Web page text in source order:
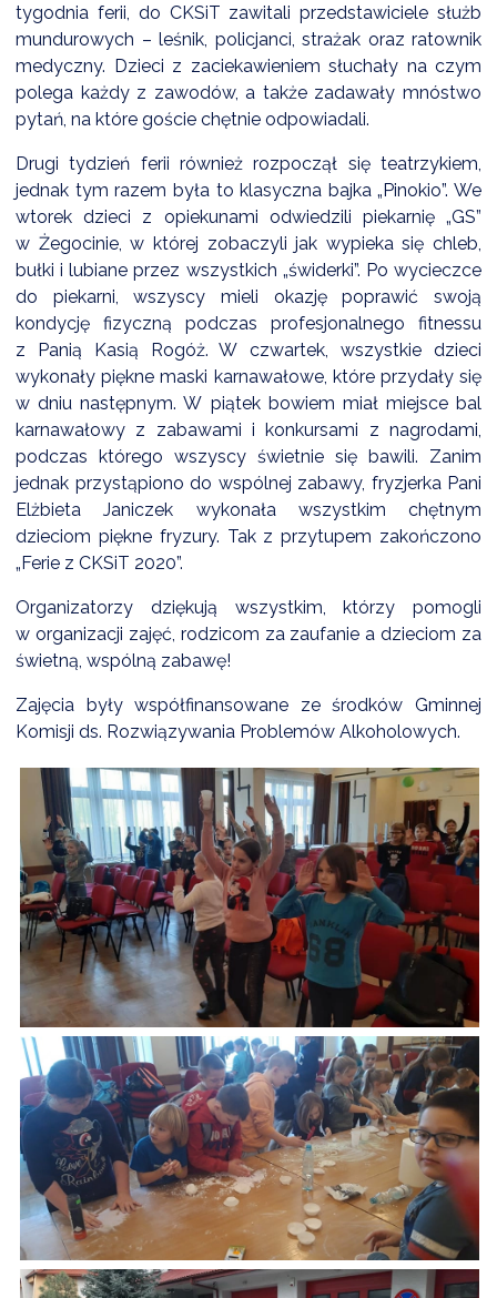
CZYSTE POWIETRZE
EWIDENCJA EMISYJNOŚCI BUDYNKÓW (CEEB)
tygodnia ferii, do CKSiT zawitali przedstawiciele służb
mundurowych – leśnik, policjanci, strażak oraz ratownik
medyczny. Dzieci z zaciekawieniem słuchały na czym
polega każdy z zawodów, a także zadawały mnóstwo
pytań, na które goście chętnie odpowiadali.
Drugi tydzień ferii również rozpoczął się teatrzykiem,
jednak tym razem była to klasyczna bajka „Pinokio”. We
wtorek dzieci z opiekunami odwiedzili piekarnię „GS”
w Żegocinie, w której zobaczyli jak wypieka się chleb,
bułki i lubiane przez wszystkich „świderki”. Po wycieczce
do piekarni, wszyscy mieli okazję poprawić swoją
kondycję fizyczną podczas profesjonalnego fitnessu
z Panią Kasią Rogóż. W czwartek, wszystkie dzieci
wykonały piękne maski karnawałowe, które przydały się
w dniu następnym. W piątek bowiem miał miejsce bal
karnawałowy z zabawami i konkursami z nagrodami,
podczas którego wszyscy świetnie się bawili. Zanim
jednak przystąpiono do wspólnej zabawy, fryzjerka Pani
Elżbieta Janiczek wykonała wszystkim chętnym
dzieciom piękne fryzury. Tak z przytupem zakończono
„Ferie z CKSiT 2020”.
Organizatorzy dziękują wszystkim, którzy pomogli
w organizacji zajęć, rodzicom za zaufanie a dzieciom za
świetną, wspólną zabawę!
Zajęcia były współfinansowane ze środków Gminnej
Komisji ds. Rozwiązywania Problemów Alkoholowych.